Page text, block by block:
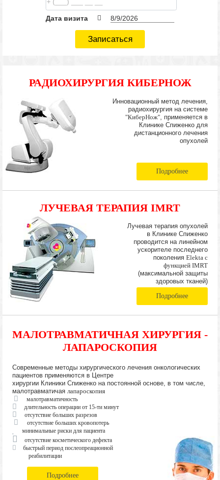
Дата визита
Записаться
РАДИОХИРУРГИЯ КИБЕРНОЖ
Инновационный метод лечения,
радиохирургия на системе
"КиберНож", применяется в
Клинике Спиженко для
дистанционного лечения
опухолей
Подробнее
ЛУЧЕВАЯ ТЕРАПИЯ IMRT
Лучевая терапия опухолей
в Клинике Спиженко
проводится на линейном
ускорителе последнего
поколения Elekta с
функцией IMRT
(максимальной защиты
здоровых тканей)
Подробнее
МАЛОТРАВМАТИЧНАЯ ХИРУРГИЯ -
ЛАПАРОСКОПИЯ
Современные методы хирургического лечения онкологических
пациентов применяются в Центре
хирургии Клиники Спиженко на постоянной основе, в том числе,
малотравматичая лапароскопия
малотравматичность
длительность операции от 15-ти минут
отсутствие больших разрезов
отсутствие больших кровопотерь
минимальные риски для пациента
отсутствие косметического дефекта
быстрый период послеопреационной
реабилитации
Подробнее